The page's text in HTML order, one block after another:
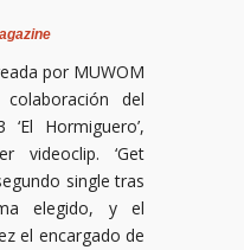
por MUWOM
del
Hormiguero’,
videoclip. ‘Get
single tras
elegido, y el
el encargado de